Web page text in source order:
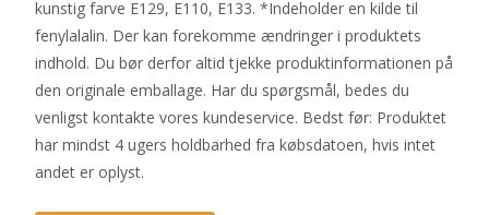
kunstig farve E129, E110, E133. *Indeholder en kilde til
fenylalalin. Der kan forekomme ændringer i produktets
indhold. Du bør derfor altid tjekke produktinformationen på
den originale emballage. Har du spørgsmål, bedes du
venligst kontakte vores kundeservice. Bedst før: Produktet
har mindst 4 ugers holdbarhed fra købsdatoen, hvis intet
andet er oplyst.